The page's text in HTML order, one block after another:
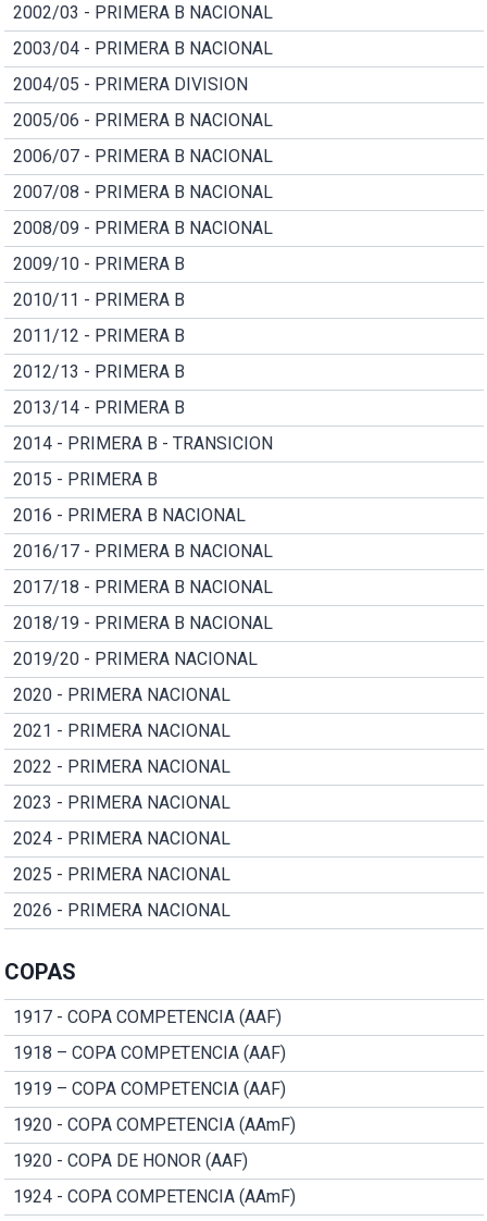
2002/03 - PRIMERA B NACIONAL
2003/04 - PRIMERA B NACIONAL
2004/05 - PRIMERA DIVISION
2005/06 - PRIMERA B NACIONAL
2006/07 - PRIMERA B NACIONAL
2007/08 - PRIMERA B NACIONAL
2008/09 - PRIMERA B NACIONAL
2009/10 - PRIMERA B
2010/11 - PRIMERA B
2011/12 - PRIMERA B
2012/13 - PRIMERA B
2013/14 - PRIMERA B
2014 - PRIMERA B - TRANSICION
2015 - PRIMERA B
2016 - PRIMERA B NACIONAL
2016/17 - PRIMERA B NACIONAL
2017/18 - PRIMERA B NACIONAL
2018/19 - PRIMERA B NACIONAL
2019/20 - PRIMERA NACIONAL
2020 - PRIMERA NACIONAL
2021 - PRIMERA NACIONAL
2022 - PRIMERA NACIONAL
2023 - PRIMERA NACIONAL
2024 - PRIMERA NACIONAL
2025 - PRIMERA NACIONAL
2026 - PRIMERA NACIONAL
COPAS
1917 - COPA COMPETENCIA (AAF)
1918 – COPA COMPETENCIA (AAF)
1919 – COPA COMPETENCIA (AAF)
1920 - COPA COMPETENCIA (AAmF)
1920 - COPA DE HONOR (AAF)
1924 - COPA COMPETENCIA (AAmF)